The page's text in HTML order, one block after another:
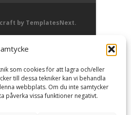
som cookies för att lagra och/eller
till dessa tekniker kan vi behandla
webbplats. Om du inte samtycker
påverka vissa funktioner negativt.
by TemplatesNext.